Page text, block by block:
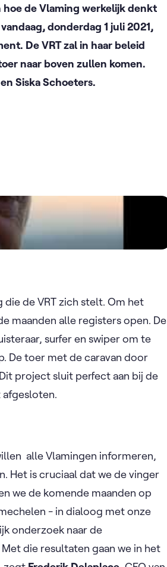
de Vlaming werkelijk denkt
donderdag 1 juli 2021,
De VRT zal in haar beleid
naar boven zullen komen.
Siska Schoeters.
die de VRT zich stelt. Om het
maanden alle registers open. De
surfer en swiper om te
De toer met de caravan door
project sluit perfect aan bij de
afgesloten.
alle Vlamingen informeren,
Het is cruciaal dat we de vinger
we de komende maanden op
- in dialoog met onze
onderzoek naar de
die resultaten gaan we in het